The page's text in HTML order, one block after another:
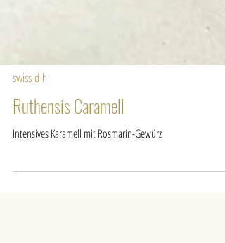
swiss-d-h
Ruthensis Caramell